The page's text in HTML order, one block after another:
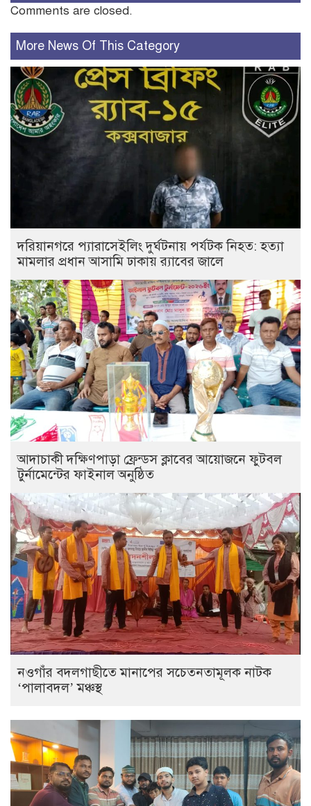
Comments are closed.
More News Of This Category
দরিয়ানগরে প্যারাসেইলিং দুর্ঘটনায় পর্যটক নিহত: হত্যা
মামলার প্রধান আসামি ঢাকায় র‌্যাবের জালে
আদাচাকী দক্ষিণপাড়া ফ্রেন্ডস ক্লাবের আয়োজনে ফুটবল
টুর্নামেন্টের ফাইনাল অনুষ্ঠিত
নওগাঁর বদলগাছীতে মানাপের সচেতনতামূলক নাটক
‘পালাবদল’ মঞ্চস্থ